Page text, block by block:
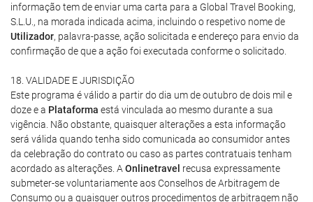
informação tem de enviar uma carta para a Global Travel Booking,
S.L.U., na morada indicada acima, incluindo o respetivo nome de
Utilizador, palavra-passe, ação solicitada e endereço para envio da
confirmação de que a ação foi executada conforme o solicitado.
18. VALIDADE E JURISDIÇÃO
Este programa é válido a partir do dia um de outubro de dois mil e
doze e a Plataforma está vinculada ao mesmo durante a sua
vigência. Não obstante, quaisquer alterações a esta informação
será válida quando tenha sido comunicada ao consumidor antes
da celebração do contrato ou caso as partes contratuais tenham
acordado as alterações. A Onlinetravel recusa expressamente
submeter-se voluntariamente aos Conselhos de Arbitragem de
Consumo ou a quaisquer outros procedimentos de arbitragem não